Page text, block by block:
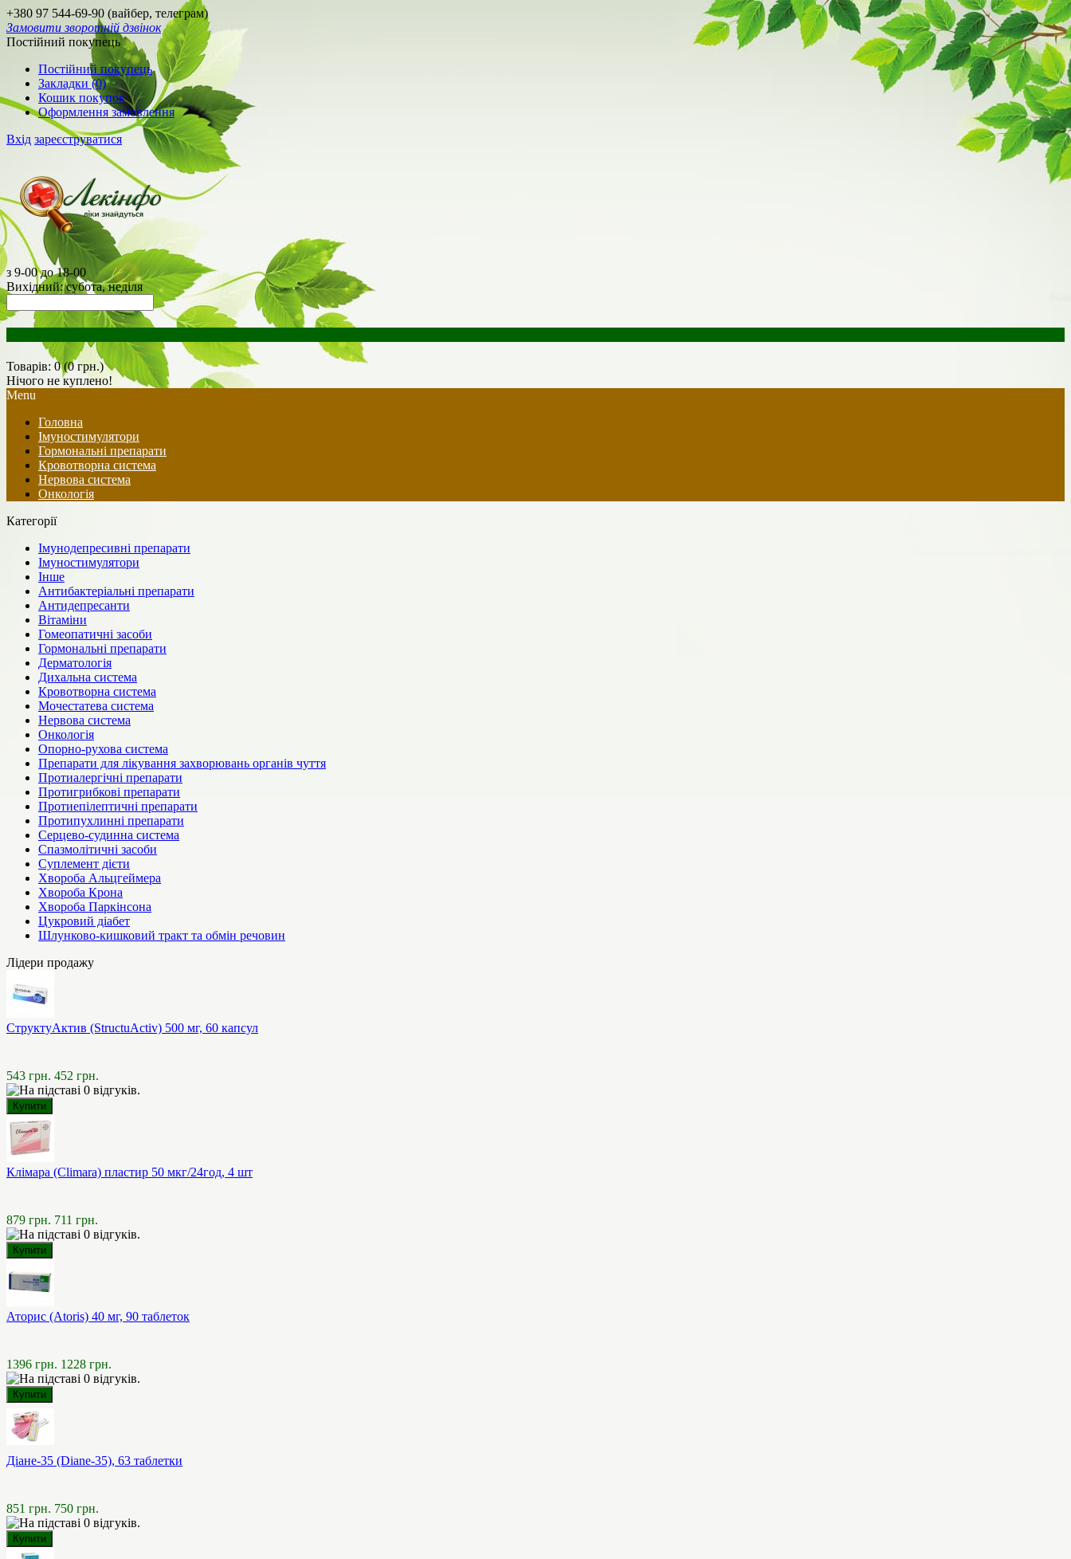
+380 97 544-69-90 (вайбер, телеграм)
Замовити зворотній дзвінок
Постійний покупець
Постійний покупець
Закладки (0)
Кошик покупок
Оформлення замовлення
Вхід зареєструватися
з 9-00 до 18-00
Вихідний: субота, неділя
Товарів: 0 (0 грн.)
Нічого не куплено!
Menu
Головна
Імуностимулятори
Гормональні препарати
Кровотворна система
Нервова система
Онкологія
Категорії
Імунодепресивні препарати
Імуностимулятори
Інше
Антибактеріальні препарати
Антидепресанти
Вітаміни
Гомеопатичні засоби
Гормональні препарати
Дерматологія
Дихальна система
Кровотворна система
Мочестатева система
Нервова система
Онкологія
Опорно-рухова система
Препарати для лікування захворювань органів чуття
Протиалергічні препарати
Протигрибкові препарати
Протиепілептичні препарати
Протипухлинні препарати
Серцево-судинна система
Спазмолітичні засоби
Суплемент дієти
Хвороба Альцгеймера
Хвороба Крона
Хвороба Паркінсона
Цукровий діабет
Шлунково-кишковий тракт та обмін речовин
Лідери продажу
СтруктуАктив (StructuActiv) 500 мг, 60 капсул
543 грн. 452 грн.
Клімара (Climara) пластир 50 мкг/24год, 4 шт
879 грн. 711 грн.
Аторис (Atoris) 40 мг, 90 таблеток
1396 грн. 1228 грн.
Діане-35 (Diane-35), 63 таблетки
851 грн. 750 грн.